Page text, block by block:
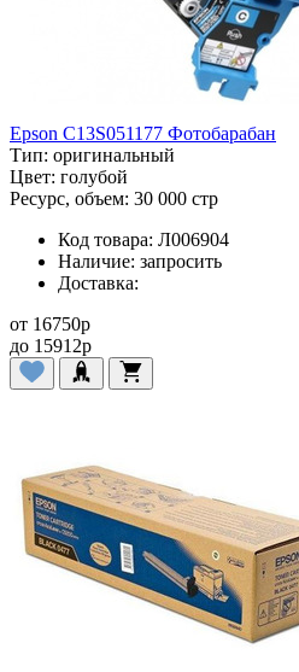
Epson C13S051177 Фотобарабан
Тип: оригинальный
Цвет: голубой
Ресурс, объем: 30 000 стр
Код товара: Л006904
Наличие: запросить
Доставка:
от 16750p
до 15912p